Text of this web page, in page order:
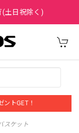
(土日祝除く)
トGET！
スケット